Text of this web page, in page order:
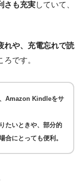
さも充実していて、
れや、充電忘れで読
ろです。
Amazon Kindleをサ
たいときや、部分的
合にとっても便利。